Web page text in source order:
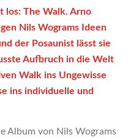
los: The Walk. Arno
Nils Wograms Ideen
der Posaunist lässt sie
Aufbruch in die Welt
Walk ins Ungewisse
ins individuelle und
Album von Nils Wograms